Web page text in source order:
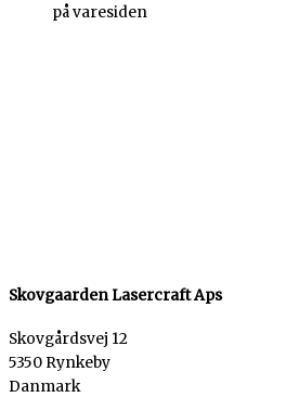
på varesiden
Skovgaarden Lasercraft Aps
Skovgårdsvej 12
5350 Rynkeby
Danmark